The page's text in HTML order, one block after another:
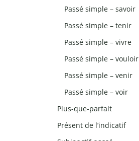
Passé simple – savoir
Passé simple – tenir
Passé simple – vivre
Passé simple – vouloir
Passé simple – venir
Passé simple – voir
Plus-que-parfait
Présent de l’indicatif